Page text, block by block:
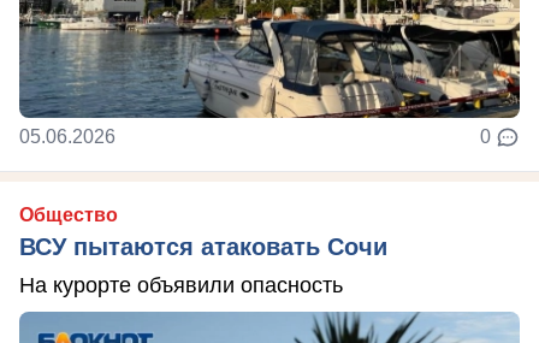
05.06.2026 0
Общество
ВСУ пытаются атаковать Сочи
На курорте объявили опасность